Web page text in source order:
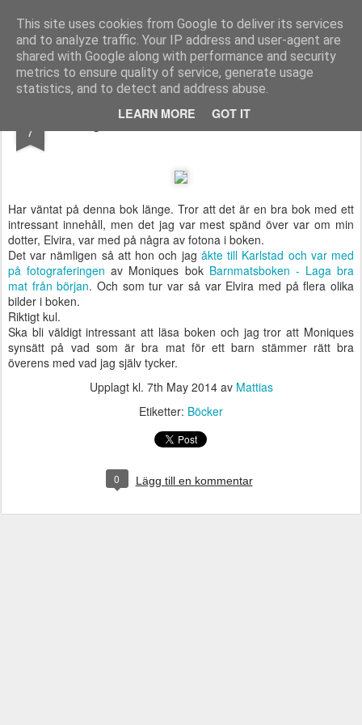
This site uses cookies from Google to deliver its services
and to analyze traffic. Your IP address and user-agent are
shared with Google along with performance and security
metrics to ensure quality of service, generate usage
statistics, and to detect and address abuse.
LEARN MORE GOT IT
Functional Fitness by Mattias - Träningsinspiration & träningsfilmer
Pages
7 Äntligen har Barnmatsboken kommit ut
Har väntat på denna bok länge. Tror att det är en bra bok med ett
intressant innehåll, men det jag var mest spänd över var om min
dotter, Elvira, var med på några av fotona i boken.
Det var nämligen så att hon och jag åkte till Karlstad och var med
på fotograferingen av Moniques bok Barnmatsboken - Laga bra
mat från början. Och som tur var så var Elvira med på flera olika
bilder i boken.
Riktigt kul.
Ska bli väldigt intressant att läsa boken och jag tror att Moniques
synsätt på vad som är bra mat för ett barn stämmer rätt bra
överens med vad jag själv tycker.
Upplagt kl. 7th May 2014av Mattias
Etiketter: Böcker
0 Lägg till en kommentar